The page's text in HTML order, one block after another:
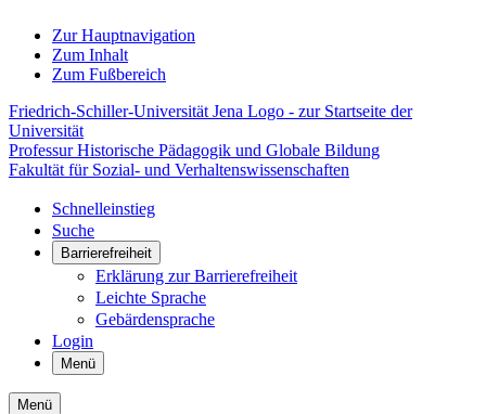
Zur Hauptnavigation
Zum Inhalt
Zum Fußbereich
Friedrich-Schiller-Universität Jena Logo - zur Startseite der
Universität
Professur Historische Pädagogik und Globale Bildung
Fakultät für Sozial- und Verhaltenswissenschaften
Schnelleinstieg
Suche
Barrierefreiheit
Erklärung zur Barrierefreiheit
Leichte Sprache
Gebärdensprache
Login
Menü
Menü